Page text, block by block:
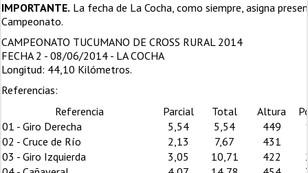
IMPORTANTE. La fecha de La Cocha, como siempre, asigna
Campeonato.
CAMPEONATO TUCUMANO DE CROSS RURAL 2014
FECHA 2 - 08/06/2014 - LA COCHA
Longitud: 44,10 Kilómetros.
Referencias:
Referencia
Parcial Total Altura
01 - Giro Derecha
5,54 5,54 449
02 - Cruce de Río
2,13 7,67 431
03 - Giro Izquierda
3,05 10,71 422